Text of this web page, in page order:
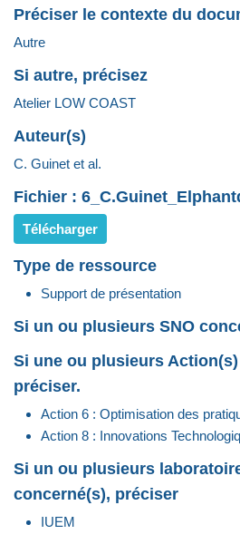
Préciser le contexte du
Autre
Si autre, précisez
Atelier LOW COAST
Auteur(s)
C. Guinet et al.
Fichier :
Télécharger
Type de ressource
Support de présentation
Si un ou plusieurs SNO
Si une ou plusieurs
préciser.
Action 6 : Optimisation des
Action 8 : Innovations
Si un ou plusieurs
concerné(s), préciser
IUEM